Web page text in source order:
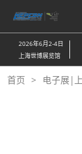
接
跳
至
内
2026年6月2-4日
上海世博展览馆
首页 电子展|